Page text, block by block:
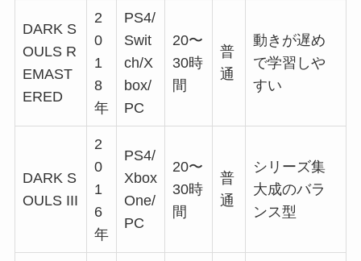
DARK S
OULS R
EMAST
ERED
2
0
1
8
年
PS4/
Swit
ch/X
box/
PC
20〜
30時
間
普
通
動きが遅め
で学習しや
すい
DARK S
OULS III
2
0
1
6
年
PS4/
Xbox
One/
PC
20〜
30時
間
普
通
シリーズ集
大成のバラ
ンス型